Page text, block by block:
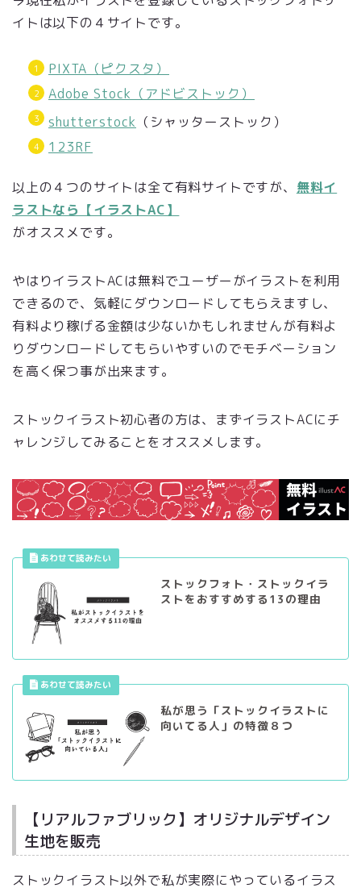
イトは以下の４サイトです。
PIXTA（ピクスタ）
Adobe Stock（アドビストック）
shutterstock （シャッターストック）
123RF
以上の４つのサイトは全て有料サイトですが、 無料イ
ラストなら【イラストAC】
がオススメです。
やはりイラストACは無料でユーザーがイラストを利用
できるので、気軽にダウンロードしてもらえますし、
有料より稼げる金額は少ないかもしれませんが有料よ
りダウンロードしてもらいやすいのでモチベーション
を高く保つ事が出来ます。
ストックイラスト初心者の方は、まずイラストACにチ
ャレンジしてみることをオススメします。
ストックフォト・ストックイラ
ストをおすすめする13の理由
私が思う「ストックイラストに
向いてる人」の特徴８つ
【リアルファブリック】オリジナルデザイン
生地を販売
ストックイラスト以外で私が実際にやっているイラス